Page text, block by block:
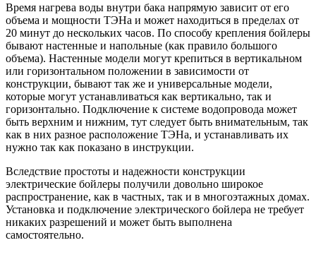
Время нагрева воды внутри бака напрямую зависит от его
объема и мощности ТЭНа и может находиться в пределах от
20 минут до нескольких часов. По способу крепления бойлеры
бывают настенные и напольные (как правило большого
объема). Настенные модели могут крепиться в вертикальном
или горизонтальном положении в зависимости от
конструкции, бывают так же и универсальные модели,
которые могут устанавливаться как вертикально, так и
горизонтально. Подключение к системе водопровода может
быть верхним и нижним, тут следует быть внимательным, так
как в них разное расположение ТЭНа, и устанавливать их
нужно так как показано в инструкции.
Вследствие простоты и надежности конструкции
электрические бойлеры получили довольно широкое
распространение, как в частных, так и в многоэтажных домах.
Установка и подключение электрического бойлера не требует
никаких разрешений и может быть выполнена
самостоятельно.